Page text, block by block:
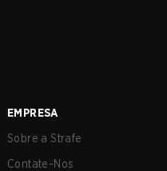
EMPRESA
Sobre a Strafe
Contate-Nos